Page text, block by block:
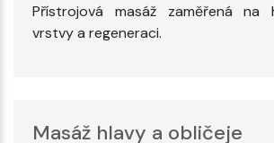
Přístrojová masáž zaměřená na
vrstvy a regeneraci.
Masáž hlavy a obličeje